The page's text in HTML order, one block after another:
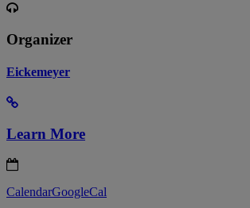
Organizer
Eickemeyer
Learn More
CalendarGoogleCal